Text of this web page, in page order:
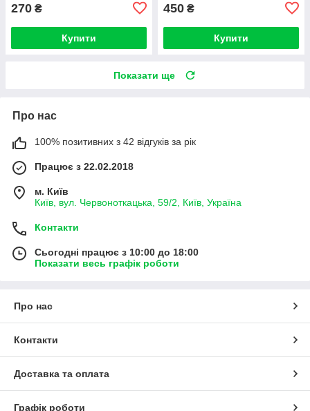
270 ₴
Купити
450 ₴
Купити
Показати ще
Про нас
100% позитивних з 42 відгуків за рік
Працює з 22.02.2018
м. Київ
Київ, вул. Червоноткацька, 59/2, Київ, Україна
Контакти
Сьогодні працює з 10:00 до 18:00
Показати весь графік роботи
Про нас
Контакти
Доставка та оплата
Графік роботи